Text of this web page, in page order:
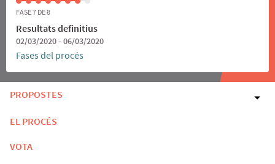
FASE 7 DE 8
Resultats definitius
02/03/2020 - 06/03/2020
Fases del procés
PROPOSTES
EL PROCÉS
VOTA